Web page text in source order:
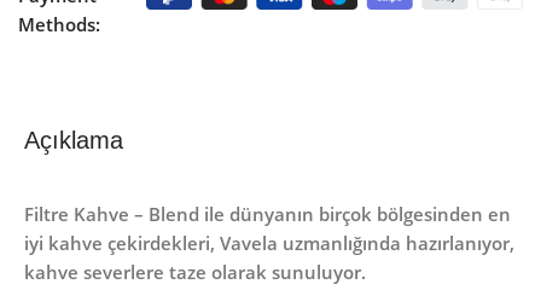
Methods:
Açıklama
Filtre Kahve – Blend ile dünyanın birçok bölgesinden en
iyi kahve çekirdekleri, Vavela uzmanlığında hazırlanıyor,
kahve severlere taze olarak sunuluyor.